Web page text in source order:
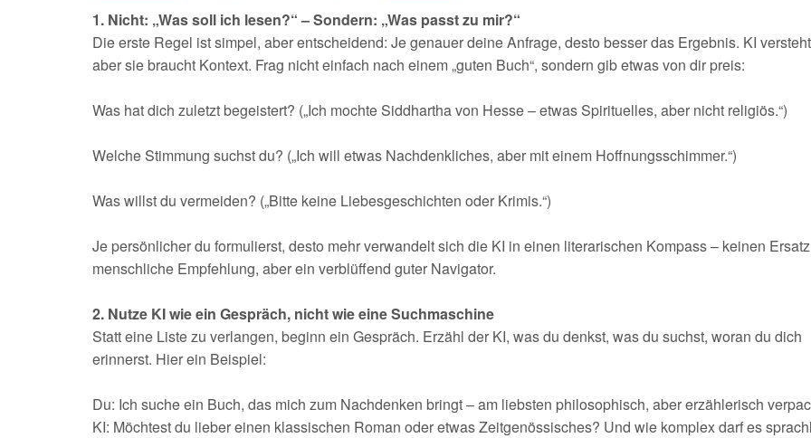
1. Nicht: „Was soll ich lesen?“ – Sondern: „Was passt zu mir?“
Die erste Regel ist simpel, aber entscheidend: Je genauer deine Anfrage, desto besser das Ergebnis. KI
aber sie braucht Kontext. Frag nicht einfach nach einem „guten Buch“, sondern gib etwas von dir preis:
Was hat dich zuletzt begeistert? („Ich mochte Siddhartha von Hesse – etwas Spirituelles, aber nicht religiös.“)
Welche Stimmung suchst du? („Ich will etwas Nachdenkliches, aber mit einem Hoffnungsschimmer.“)
Was willst du vermeiden? („Bitte keine Liebesgeschichten oder Krimis.“)
Je persönlicher du formulierst, desto mehr verwandelt sich die KI in einen literarischen Kompass – keinen
menschliche Empfehlung, aber ein verblüffend guter Navigator.
2. Nutze KI wie ein Gespräch, nicht wie eine Suchmaschine
Statt eine Liste zu verlangen, beginn ein Gespräch. Erzähl der KI, was du denkst, was du suchst, woran du dich
erinnerst. Hier ein Beispiel:
Du: Ich suche ein Buch, das mich zum Nachdenken bringt – am liebsten philosophisch, aber erzählerisch
KI: Möchtest du lieber einen klassischen Roman oder etwas Zeitgenössisches? Und wie komplex darf es